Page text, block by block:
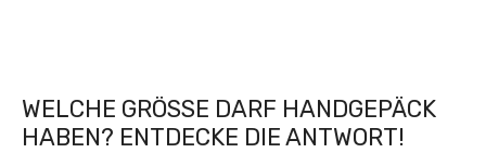
WELCHE GRÖSSE DARF HANDGEPÄCK H
ABEN? ENTDECKE DIE ANTWORT!